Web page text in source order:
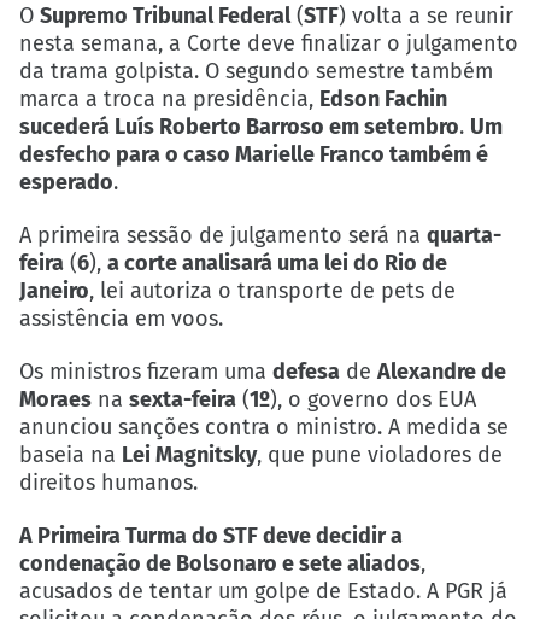
O Supremo Tribunal Federal(STF) volta a se reunir
nesta semana, a Corte deve finalizar o julgamento
da trama golpista. O segundo semestre também
marca a troca na presidência, Edson Fachin
sucederá Luís Roberto Barroso em setembro. Um
desfecho para o caso Marielle Franco também é
esperado.
A primeira sessão de julgamento será na quarta-
feira (6), a corte analisará uma lei do Rio de
Janeiro, lei autoriza o transporte de pets de
assistência em voos.
Os ministros fizeram uma defesa de Alexandre de
Moraes na sexta-feira (1º), o governo dos EUA
anunciou sanções contra o ministro. A medida se
baseia na Lei Magnitsky, que pune violadores de
direitos humanos.
A Primeira Turma do STF deve decidir a
condenação de Bolsonaro e sete aliados,
acusados de tentar um golpe de Estado. A PGR já